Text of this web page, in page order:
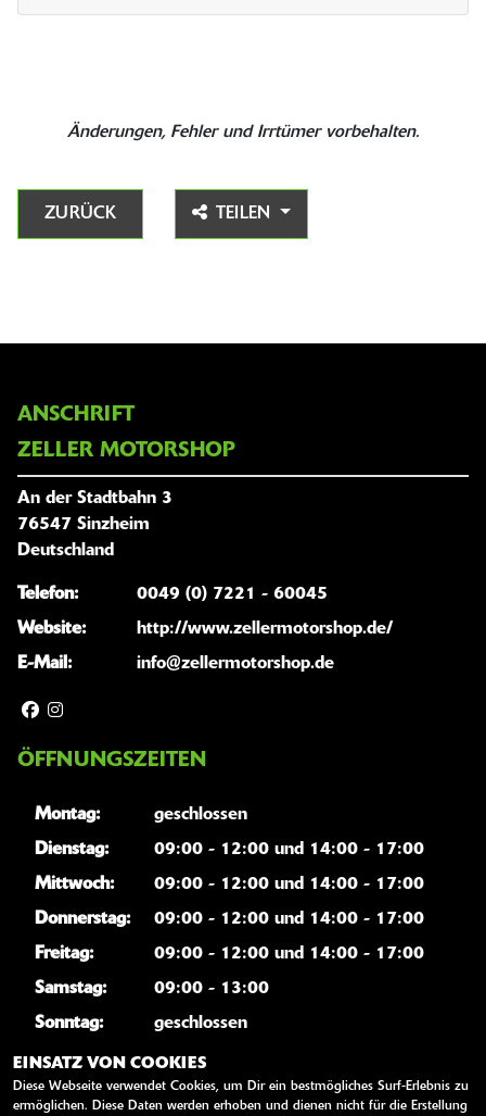
Änderungen, Fehler und Irrtümer vorbehalten.
ZURÜCK TEILEN
ANSCHRIFT
ZELLER MOTORSHOP
An der Stadtbahn 3
76547 Sinzheim
Deutschland
Telefon:
0049 (0) 7221 - 60045
Website:
http://www.zellermotorshop.de/
E-Mail:
info@zellermotorshop.de
ÖFFNUNGSZEITEN
Montag:
geschlossen
Dienstag:
09:00 - 12:00 und 14:00 - 17:00
Mittwoch:
09:00 - 12:00 und 14:00 - 17:00
Donnerstag:
09:00 - 12:00 und 14:00 - 17:00
Freitag:
09:00 - 12:00 und 14:00 - 17:00
Samstag:
09:00 - 13:00
Sonntag:
geschlossen
Unsere Öffnungszeiten passen nicht in Ihren
Terminkalender? Kein Problem, nutzen Sie einfach
EINSATZ VON COOKIES
Diese Webseite verwendet Cookies, um Dir ein bestmögliches Surf-Erlebnis zu
ermöglichen. Diese Daten werden erhoben und dienen nicht für die Erstellung